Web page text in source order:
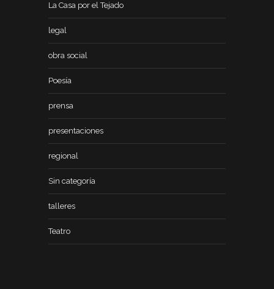
La Casa por el Tejado
legal
obra social
Poesía
prensa
presentaciones
regional
Sin categoría
talleres
Teatro